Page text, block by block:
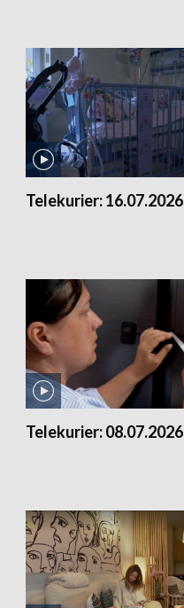
Telekurier:16.07.2026
Telekurier:08.07.2026